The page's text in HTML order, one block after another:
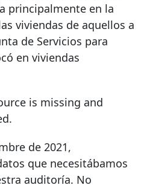
principalmente en la
viviendas de aquellos a
de Servicios para
en viviendas
is missing and
de 2021,
que necesitábamos
auditoría. No